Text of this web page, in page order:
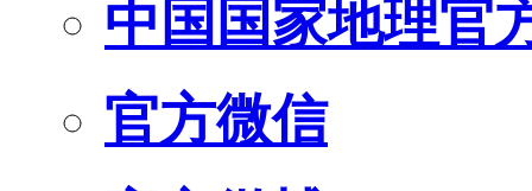
中国国家地理官
官方微信